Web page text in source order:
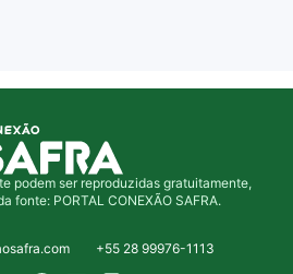
podem ser reproduzidas gratuitamente,
fonte: PORTAL CONEXÃO SAFRA.
+55 28 99976-1113